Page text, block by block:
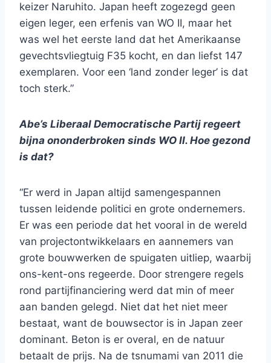
keizer Naruhito. Japan heeft zogezegd geen
eigen leger, een erfenis van WO II, maar het
was wel het eerste land dat het Amerikaanse
gevechtsvliegtuig F35 kocht, en dan liefst 147
exemplaren. Voor een ‘land zonder leger’ is dat
toch sterk.”
Abe’s Liberaal Democratische Partij regeert
bijna ononderbroken sinds WO II. Hoe gezond
is dat?
“Er werd in Japan altijd samengespannen
tussen leidende politici en grote ondernemers.
Er was een periode dat het vooral in de wereld
van projectontwikkelaars en aannemers van
grote bouwwerken de spuigaten uitliep, waarbij
ons-kent-ons regeerde. Door strengere regels
rond partijfinanciering werd dat min of meer
aan banden gelegd. Niet dat het niet meer
bestaat, want de bouwsector is in Japan zeer
dominant. Beton is er overal, en de natuur
betaalt de prijs. Na de tsnumami van 2011 die